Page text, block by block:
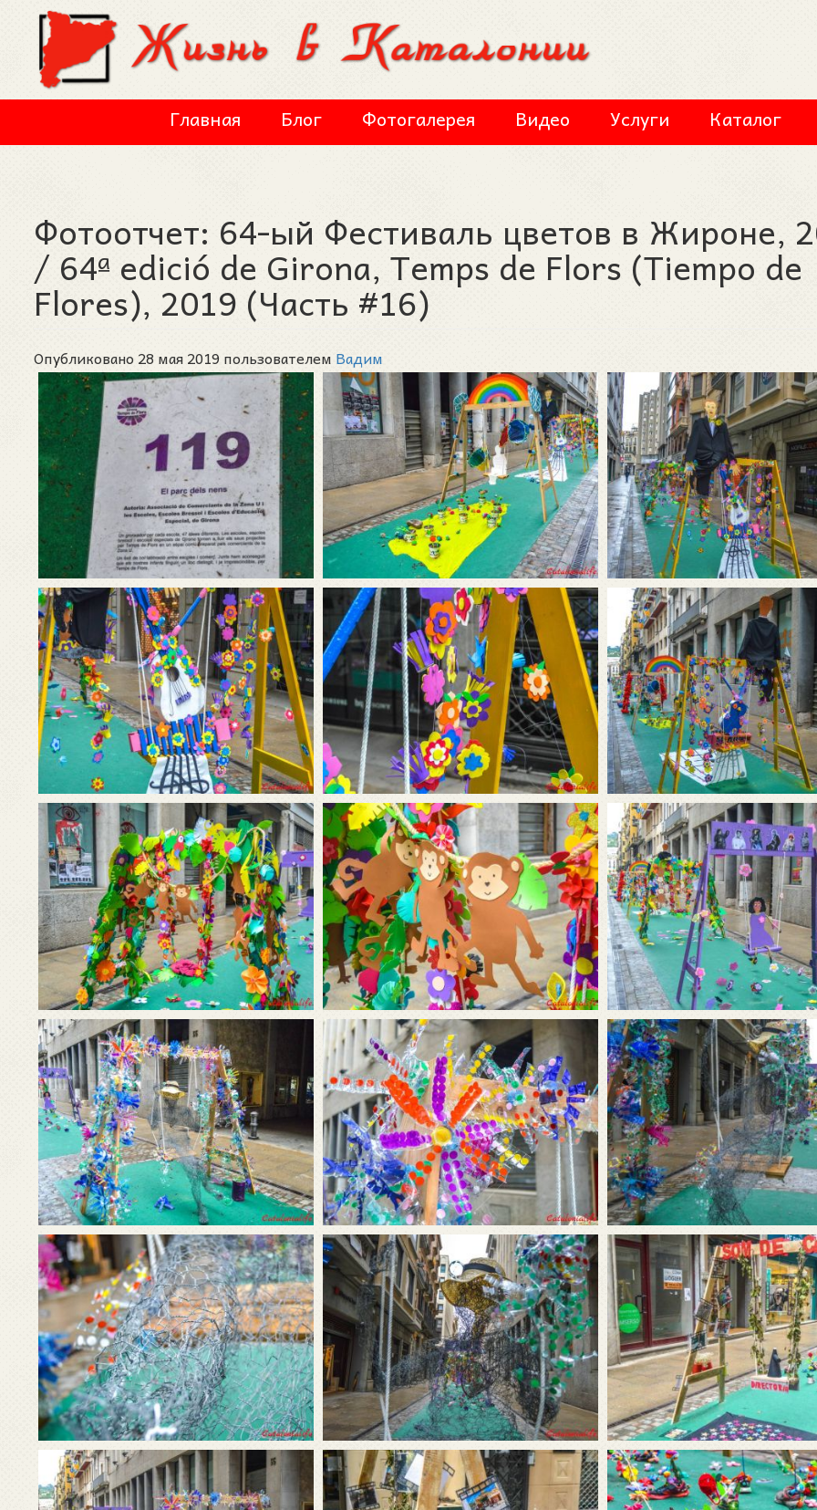
Перейти к основному содержанию
Главная Блог Фотогалерея Видео Услуги Каталог
Фотоотчет: 64-ый Фестиваль цветов в Жироне,
/ 64ª edició de Girona, Temps de Flors (Tiempo de
Flores), 2019 (Часть #16)
Опубликовано 28 мая 2019 пользователем Вадим